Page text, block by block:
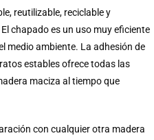
reutilizable, reciclable y
chapado es un uso muy eficiente
medio ambiente. La adhesión de
estables ofrece todas las
maciza al tiempo que
con cualquier otra madera